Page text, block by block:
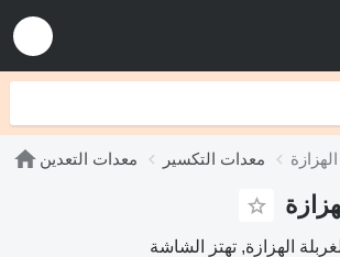
معدات التعدين معدات التكسير
الهزازة, تهتز الشاشة